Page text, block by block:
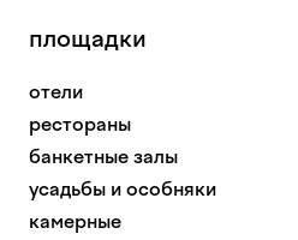
площадки
отели
рестораны
банкетные залы
усадьбы и особняки
камерные